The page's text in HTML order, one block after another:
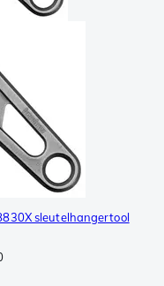
sleutelhangertool